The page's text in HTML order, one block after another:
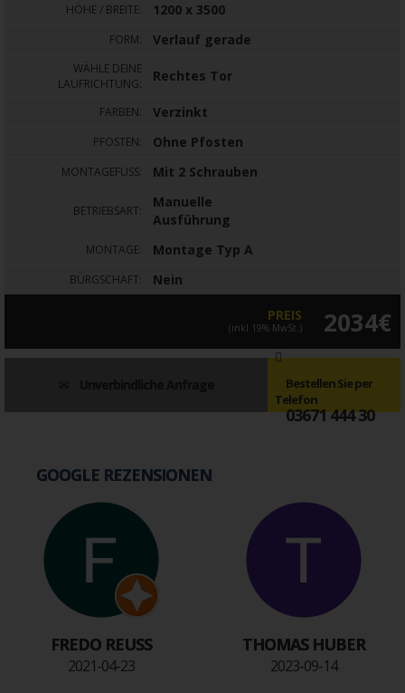
HÖHE / BREITE: 1200 x 3500
FORM: Verlauf gerade
WÄHLE DEINE
LAUFRICHTUNG:
Rechtes Tor
FARBEN: Verzinkt
PFOSTEN: Ohne Pfosten
MONTAGEFUSS: Mit 2 Schrauben
BETRIEBSART:
Manuelle
Ausführung
MONTAGE: Montage Typ A
BÜRGSCHAFT: Nein
PREIS
(inkl 19% MwSt.) 2034€
Bestellen Sie per
Telefon
03671 444 30
GOOGLE REZENSIONEN
FREDO REUSS
2021-04-23
THOMAS HUBER
2023-09-14